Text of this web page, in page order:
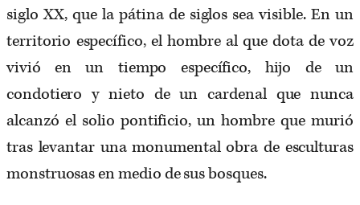
siglo XX, que la pátina de siglos sea visible. En un
territorio específico, el hombre al que dota de voz
vivió en un tiempo específico, hijo de un
condotiero y nieto de un cardenal que nunca
alcanzó el solio pontificio, un hombre que murió
tras levantar una monumental obra de esculturas
monstruosas en medio de sus bosques.